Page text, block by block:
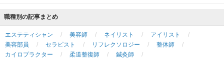
職種別の記事まとめ
エステティシャン 美容師 ネイリスト
アイリスト
美容部員
セラピスト リフレクソロジー
整体師
カイロプラクター
柔道整復師 鍼灸師